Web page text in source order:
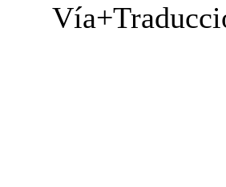
Vía+